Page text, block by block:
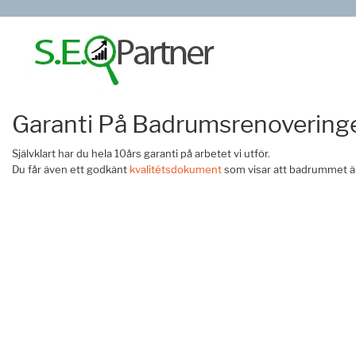
Garanti På
Självklart har du hela 10års garanti på arbetet vi utför.
Du får även ett godkänt kvalitétsdokumentsom visar att badrummet